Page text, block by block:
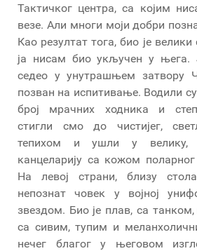
Тактичког центра, са којим
везе. Али многи моји добри
Као резултат тога, био је
ја нисам био укључен у њега.
седео у унутрашњем затвору
позван на испитивање. Водили
број мрачних ходника и
стигли смо до чистијег,
тепихом и ушли у велику,
канцеларију са кожом
На левој страни, близу
непознат човек у војној
звездом. Био је плав, са
са сивим, тупим и
нечег благог у његовом